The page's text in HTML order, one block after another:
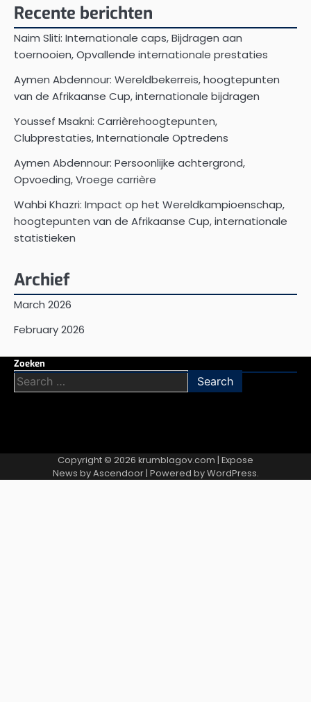
Recente berichten
Naim Sliti: Internationale caps, Bijdragen aan
toernooien, Opvallende internationale prestaties
Aymen Abdennour: Wereldbekerreis, hoogtepunten
van de Afrikaanse Cup, internationale bijdragen
Youssef Msakni: Carrièrehoogtepunten,
Clubprestaties, Internationale Optredens
Aymen Abdennour: Persoonlijke achtergrond,
Opvoeding, Vroege carrière
Wahbi Khazri: Impact op het Wereldkampioenschap,
hoogtepunten van de Afrikaanse Cup, internationale
statistieken
Archief
March 2026
February 2026
Zoeken
Search
for:
Copyright © 2026 krumblagov.com | Expose
News byAscendoor| Powered byWordPress.